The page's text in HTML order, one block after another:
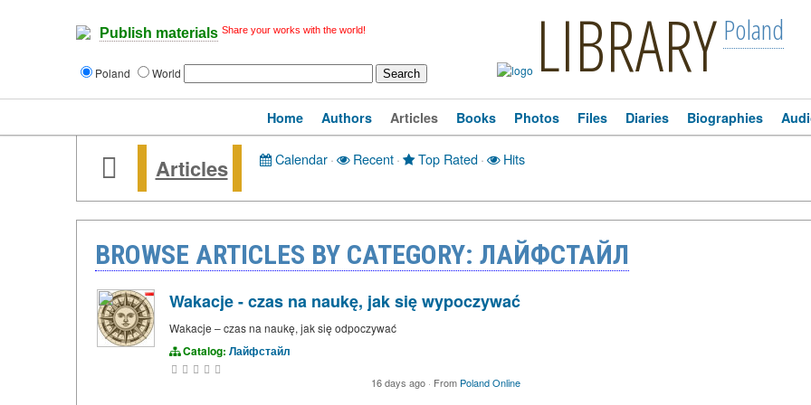
Publish materials Share your works with the world!
Poland World LIBRARY Poland
Home Authors Articles Books Photos Files Diaries Biographies
Articles Calendar · Recent · Top Rated · Hits
BROWSE ARTICLES BY CATEGORY: ЛАЙФСТАЙЛ
Wakacje - czas na naukę, jak się wypoczywać
Wakacje – czas na naukę, jak się odpoczywać
Catalog: Лайфстайл
16 days ago · From Poland Online